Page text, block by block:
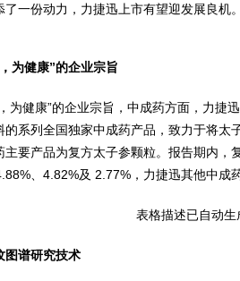
一份动力，力捷迅上市有望迎发展良机。
为健康”的企业宗旨
为健康”的企业宗旨，中成药方面，力捷
的系列全国独家中成药产品，致力于将太
主要产品为复方太子参颗粒。报告期内，
、4.82%及 2.77%，力捷迅其他中成
图谱研究技术